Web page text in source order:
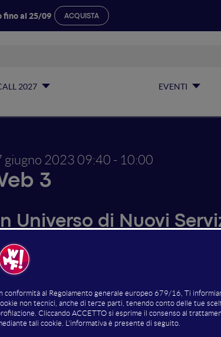
fino al 25/09 ACQUISTA
2027 EVENTI
giugno 2023 09:40 - 10:00
3
Universo di Nuovi
A.I. che
al fenomeno Metaverso, la Computer
nuovi servizi e contenuti. Il successivo
compiti complessi e generando